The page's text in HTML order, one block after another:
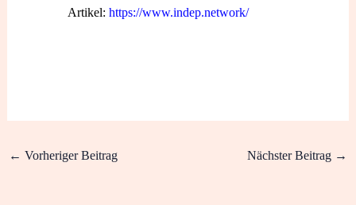
Artikel: https://www.indep.network/
← Vorheriger Beitrag Nächster Beitrag →